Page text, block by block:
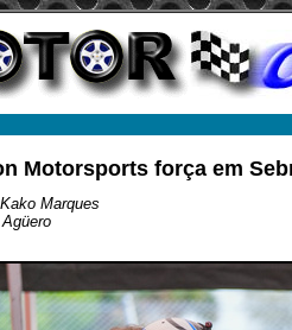
Motorsports força em
Marques